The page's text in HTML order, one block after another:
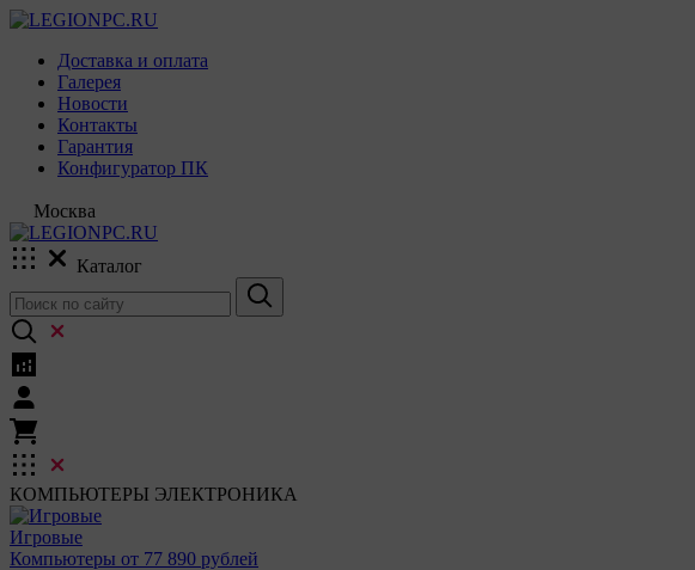
Доставка и оплата
Галерея
Новости
Контакты
Гарантия
Конфигуратор ПК
Москва
Каталог
КОМПЬЮТЕРЫ ЭЛЕКТРОНИКА
Игровые
Компьютеры от 77 890 рублей